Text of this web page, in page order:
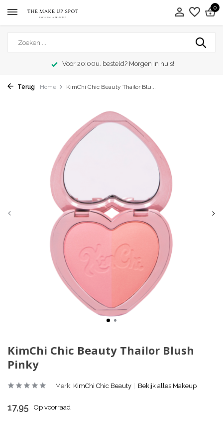
0
Voor 20:00u. besteld? Morgen in huis!
Terug Home KimChi Chic Beauty Thailor Blu...
KimChi Chic Beauty Thailor Blush
Pinky
Merk: KimChi Chic Beauty Bekijk alles Makeup
17,95 Op voorraad